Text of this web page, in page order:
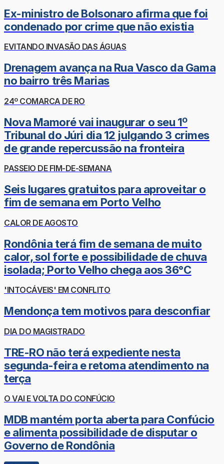
Ex-ministro de Bolsonaro afirma que foi
condenado por crime que não existia
EVITANDO INVASÃO DAS ÁGUAS
Drenagem avança na Rua Vasco da Gama
no bairro três Marias
24º COMARCA DE RO
Nova Mamoré vai inaugurar o seu 1º
Tribunal do Júri dia 12 julgando 3 crimes
de grande repercussão na fronteira
PASSEIO DE FIM-DE-SEMANA
Seis lugares gratuitos para aproveitar o
fim de semana em Porto Velho
CALOR DE AGOSTO
Rondônia terá fim de semana de muito
calor, sol forte e possibilidade de chuva
isolada; Porto Velho chega aos 36°C
'INTOCÁVEIS' EM CONFLITO
Mendonça tem motivos para desconfiar
DIA DO MAGISTRADO
TRE-RO não terá expediente nesta
segunda-feira e retoma atendimento na
terça
O VAI E VOLTA DO CONFÚCIO
MDB mantém porta aberta para Confúcio
e alimenta possibilidade de disputar o
Governo de Rondônia